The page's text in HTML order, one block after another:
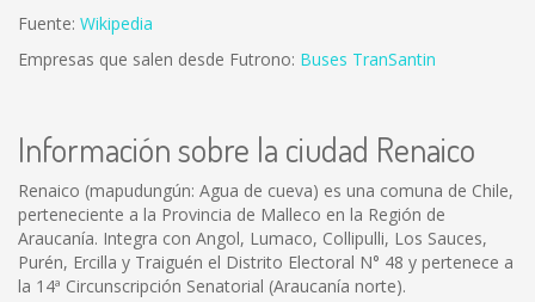
Fuente: Wikipedia
Empresas que salen desde Futrono: Buses TranSantin
Información sobre la ciudad Renaico
Renaico (mapudungún: Agua de cueva) es una comuna de Chile,
perteneciente a la Provincia de Malleco en la Región de
Araucanía. Integra con Angol, Lumaco, Collipulli, Los Sauces,
Purén, Ercilla y Traiguén el Distrito Electoral N° 48 y pertenece a
la 14ª Circunscripción Senatorial (Araucanía norte).